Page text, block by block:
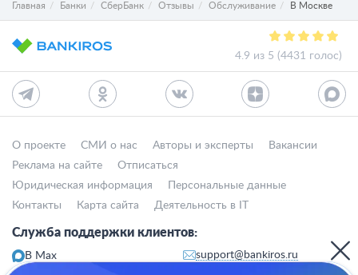
Главная Банки СберБанк Отзывы Обслуживание В Москве
4.9 из 5 (4431 голос)
О проекте СМИ о нас Авторы и эксперты
Вакансии
Реклама на сайте
Отписаться
Юридическая информация
Персональные данные
Контакты
Карта сайта Деятельность в IT
Служба поддержки клиентов:
В Max
support@bankiros.ru